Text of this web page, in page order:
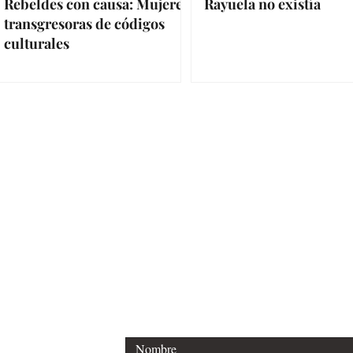
Rebeldes con causa: Mujeres
transgresoras de códigos
culturales
Rayuela no existía